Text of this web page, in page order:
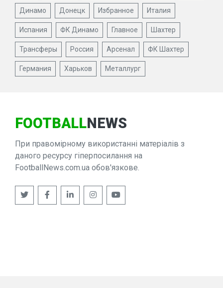
Динамо Донецк Избранное Италия
Испания ФК Динамо Главное Шахтер
Трансферы Россия Арсенал ФК Шахтер
Германия Харьков Металлург
FOOTBALLNEWS
При правомірному використанні матеріалів з
даного ресурсу гіперпосилання на
FootballNews.com.ua обов'язкове.